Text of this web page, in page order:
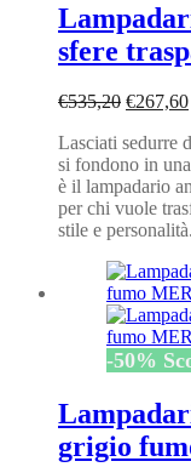
sfere
€535,20 Il
originale
era:
€535,20.
€267,60Il
Lasciati sedurre
si fondono in
è il lampadario
per chi vuole
stile e
-50%
grigio